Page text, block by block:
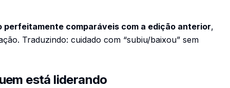
perfeitamente comparáveis com a edição anterior,
Traduzindo: cuidado com “subiu/baixou” sem
está liderando